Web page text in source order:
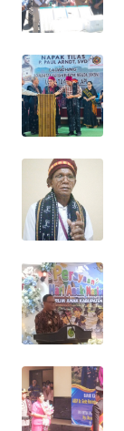
LKKI
KOPEKLIN
PORTAL
KONSUMEN
FORWAMKI
ALPERKLINAS
FORJASIDA
TAMBANG
NEWS
SITUNGIR
NEWS